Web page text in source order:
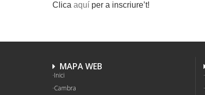
Clica aquí per a inscriure’t!
MAPA WEB
Inici
Cambra